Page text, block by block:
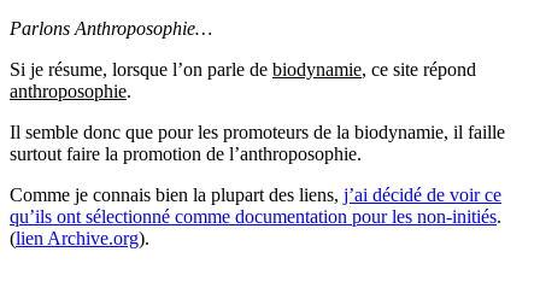
Parlons Anthroposophie…
Si je résume, lorsque l’on parle de biodynamie, ce site répond
anthroposophie.
Il semble donc que pour les promoteurs de la biodynamie, il faille
surtout faire la promotion de l’anthroposophie.
Comme je connais bien la plupart des liens, j’ai décidé de voir ce
qu’ils ont sélectionné comme documentation pour les non-initiés.
(lien Archive.org).